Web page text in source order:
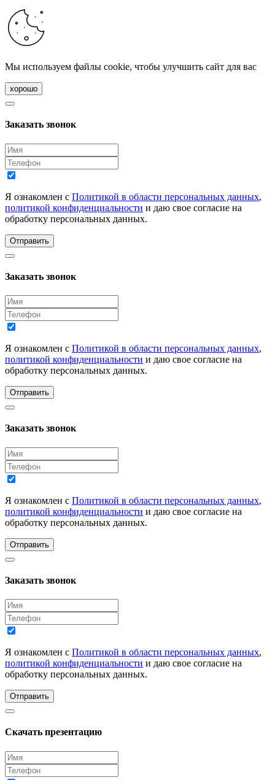
Мы используем файлы cookie, чтобы улучшить сайт для вас
хорошо
Заказать звонок
Я ознакомлен с Политикой в области персональных данных,
политикой конфиденциальности и даю свое согласие на
обработку персональных данных.
Отправить
Заказать звонок
Я ознакомлен с Политикой в области персональных данных,
политикой конфиденциальности и даю свое согласие на
обработку персональных данных.
Отправить
Заказать звонок
Я ознакомлен с Политикой в области персональных данных,
политикой конфиденциальности и даю свое согласие на
обработку персональных данных.
Отправить
Заказать звонок
Я ознакомлен с Политикой в области персональных данных,
политикой конфиденциальности и даю свое согласие на
обработку персональных данных.
Отправить
Скачать презентацию